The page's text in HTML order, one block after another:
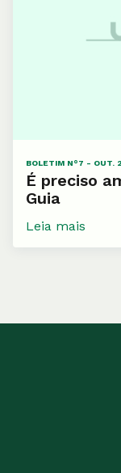
BOLETIM N°7 - OUT.
É preciso
Guia
Leia mais